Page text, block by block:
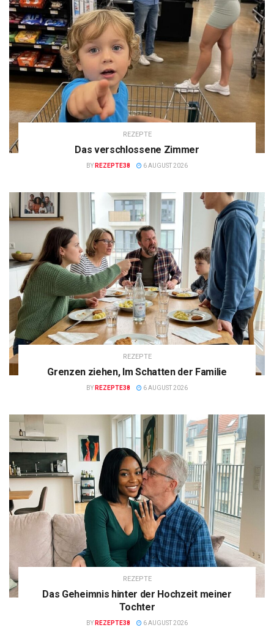
REZEPTE
Das verschlossene Zimmer
BY REZEPTE38 6 AUGUST 2026
REZEPTE
Grenzen ziehen, Im Schatten der Familie
BY REZEPTE38 6 AUGUST 2026
REZEPTE
Das Geheimnis hinter der Hochzeit meiner
Tochter
BY REZEPTE38 6 AUGUST 2026